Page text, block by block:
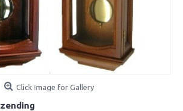
Click Image for Gallery